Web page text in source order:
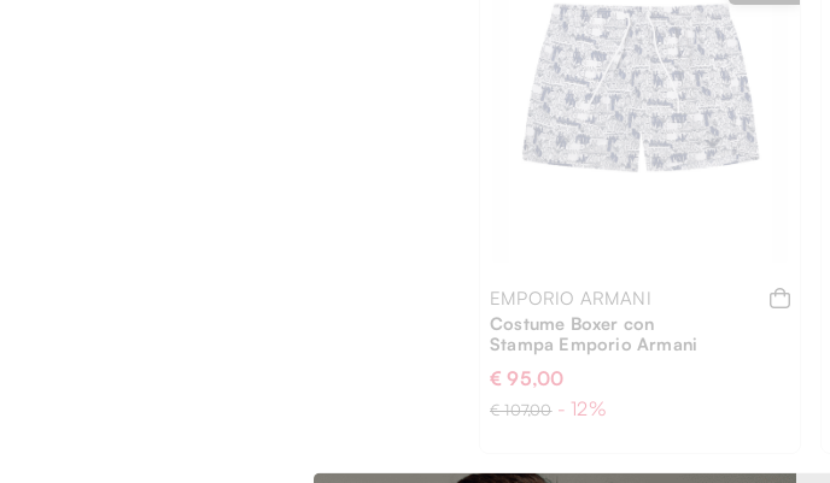
EMPORIO ARMANI
Costume Boxer con
Stampa Emporio Armani
€ 95,00
€ 107,00 - 12%